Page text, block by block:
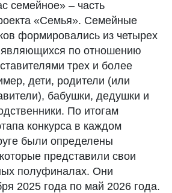
семейное» – часть
«Семья». Семейные
формировались из четырех
являющихся по отношению
трех и более
дети, родители (или
бабушки, дедушки и
По итогам
конкурса в каждом
были определены
представили свои
полуфиналах. Они
2025 года по май 2026 года.